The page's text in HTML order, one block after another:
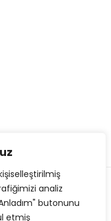
analiz
butonunu
etmiş
esvaryum.com